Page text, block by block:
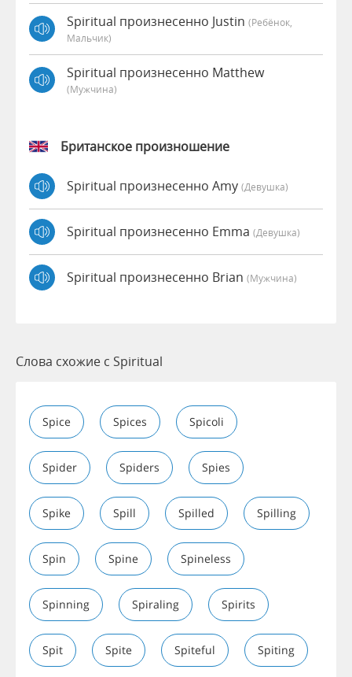
Spiritual произнесенно Justin (Ребёнок,
Мальчик)
Spiritual произнесенно Matthew
(мужчина)
Британское произношение
Spiritual произнесенно Amy (девушка)
Spiritual произнесенно Emma (девушка)
Spiritual произнесенно Brian (мужчина)
Слова схожие с Spiritual
Spice Spices Spicoli
Spider Spiders Spies
Spike Spill Spilled Spilling
Spin Spine Spineless
Spinning Spiraling Spirits
Spit Spite Spiteful Spiting